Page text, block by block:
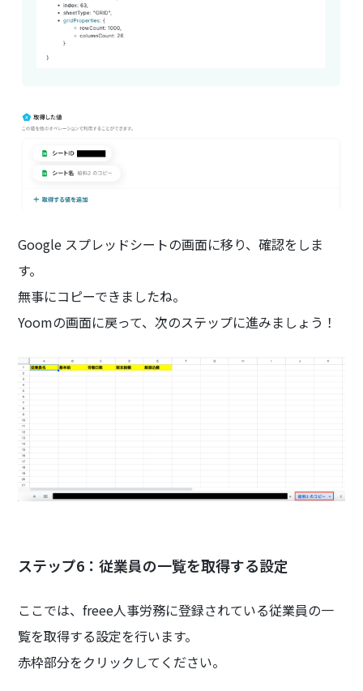
Google スプレッドシートの画面に移り、確認をしま
す。
無事にコピーできましたね。
Yoomの画面に戻って、次のステップに進みましょう！
ステップ6：従業員の一覧を取得する設定
ここでは、freee人事労務に登録されている従業員の一
覧を取得する設定を行います。
赤枠部分をクリックしてください。